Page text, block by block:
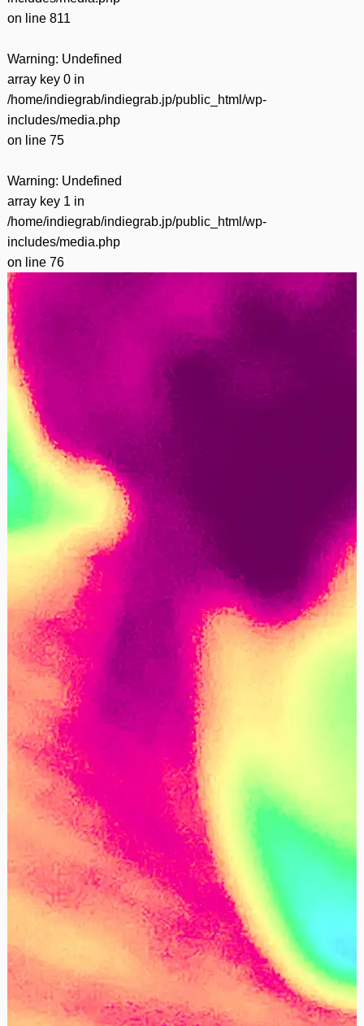
on line 811
Warning: Undefined
array key 0 in
/home/indiegrab/indiegrab.jp/public_html/wp-
includes/media.php
on line 75
Warning: Undefined
array key 1 in
/home/indiegrab/indiegrab.jp/public_html/wp-
includes/media.php
on line 76